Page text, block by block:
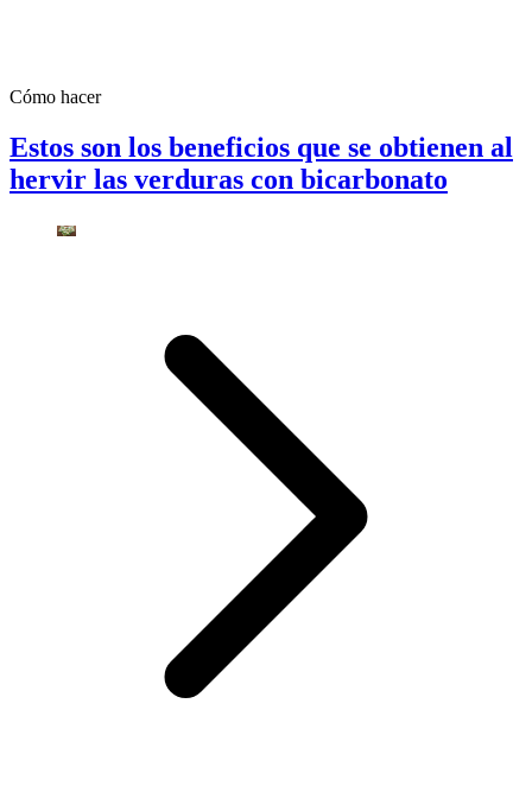
Cómo hacer
Estos son los beneficios que se obtienen al
hervir las verduras con bicarbonato